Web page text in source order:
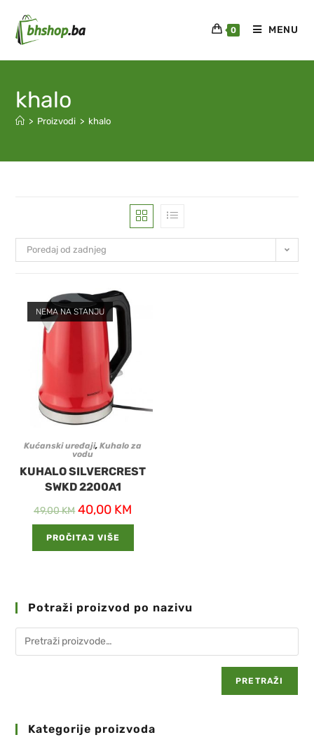
0 MENU
khalo
> Proizvodi > khalo
Poredaj od zadnjeg
NEMA NA STANJU
Kućanski uređaji,Kuhalo za
vodu
KUHALO SILVERCREST
SWKD 2200A1
49,00KM 40,00 KM
PROČITAJ VIŠE
Potraži proizvod po nazivu
PRETRAŽI
Kategorije proizvoda